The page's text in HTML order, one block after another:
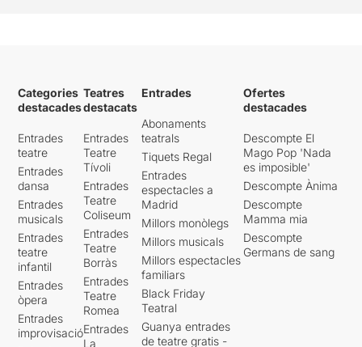
Categories
destacades
Entrades
teatre
Entrades
dansa
Entrades
musicals
Entrades
teatre
infantil
Entrades
òpera
Entrades
improvisació
Teatres
destacats
Entrades
Teatre
Tívoli
Entrades
Teatre
Coliseum
Entrades
Teatre
Borràs
Entrades
Teatre
Romea
Entrades
La
Entrades
Abonaments
teatrals
Tiquets Regal
Entrades
espectacles a
Madrid
Millors monòlegs
Millors musicals
Millors espectacles
familiars
Black Friday
Teatral
Guanya entrades
de teatre gratis -
Ofertes
destacades
Descompte El
Mago Pop 'Nada
es imposible'
Descompte Ànima
Descompte
Mamma mia
Descompte
Germans de sang